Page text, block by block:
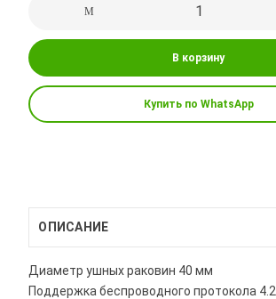
В корзину
Купить по WhatsApp
ОПИСАНИЕ
Диаметр ушных раковин 40 мм
Поддержка беспроводного протокола 4.2